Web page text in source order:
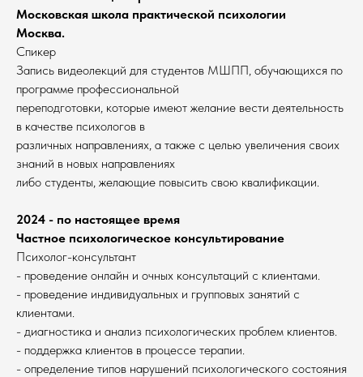
Московская школа практической психологии
Москва.
Спикер
Запись видеолекций для студентов МШПП, обучающихся по
программе профессиональной
переподготовки, которые имеют желание вести деятельность
в качестве психологов в
различных направлениях, а также с целью увеличения своих
знаний в новых направлениях
либо студенты, желающие повысить свою квалификации.
2024 - по настоящее время
Частное психологическое консультирование
Психолог-консультант
- проведение онлайн и очных консультаций с клиентами.
- проведение индивидуальных и групповых занятий с
клиентами.
- диагностика и анализ психологических проблем клиентов.
- поддержка клиентов в процессе терапии.
- определение типов нарушений психологического состояния